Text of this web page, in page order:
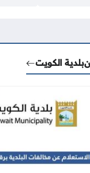
بلدية الكويت